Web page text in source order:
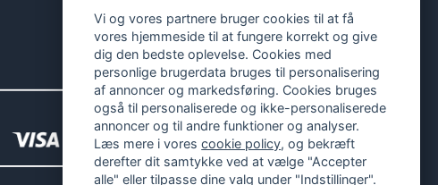
Vi og vores partnere bruger cookies til at få
vores hjemmeside til at fungere korrekt og give
dig den bedste oplevelse. Cookies med
personlige brugerdata bruges til personalisering
af annoncer og markedsføring. Cookies bruges
også til personaliserede og ikke-personaliserede
annoncer og til andre funktioner og analyser.
Læs mere i vorescookie policy, og bekræft
derefter dit samtykke ved at vælge "Accepter
alle" eller tilpasse dine valg under "Indstillinger".